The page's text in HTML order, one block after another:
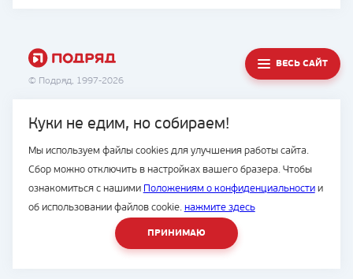
Куки не едим, но собираем!
Мы используем файлы cookies для улучшения работы сайта.
Сбор можно отключить в настройках вашего бразера. Чтобы
ознакомиться с нашими Положениям о конфиденциальностии
об использовании файлов cookie. нажмите здесь
ПРИНИМАЮ
действий означает также принятие Пользователем условий
обработки персональных данных.
1. ОПРЕДЕЛЕНИЕ ПОНЯТИЙ
дано следующее значение:
принадлежит Компании.
Вы", "Ваш", "Вас", "Вами" или какие-либо
другие схожие производные (в зависимости от контекста)
означает лицо, которое:
© Подряд, 1997-2026
ВЕСЬ САЙТ
8 (423) 2-300-500
Разработка сайта -студия House